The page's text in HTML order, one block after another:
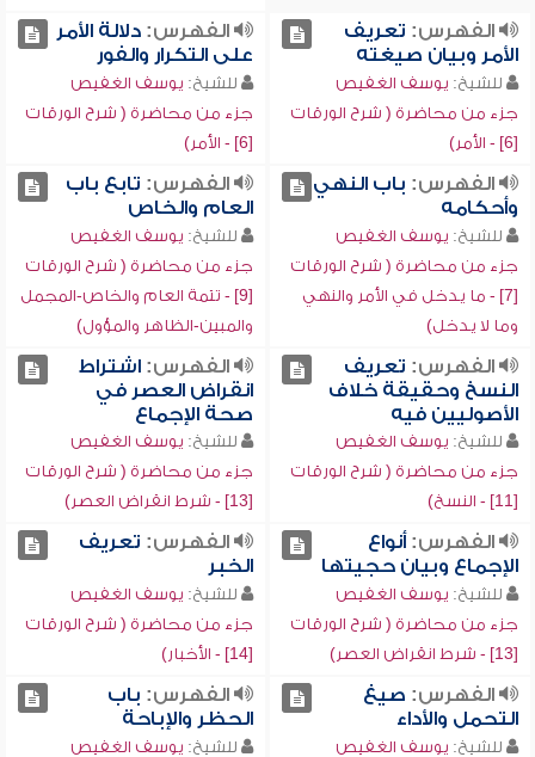
الفهرس: تعريف
الأمر وبيان صيغته
للشيخ: يوسف الغفيص
جزء من محاضرة ( شرح الورقات
[6] - الأمر)
الفهرس:دلالة الأمر
على التكرار والفور
للشيخ: يوسف الغفيص
جزء من محاضرة ( شرح الورقات
[6] - الأمر)
الفهرس: باب النهي
وأحكامه
للشيخ: يوسف الغفيص
جزء من محاضرة ( شرح الورقات
[7] - ما يدخل في الأمر والنهي
وما لا يدخل)
الفهرس: تابع باب
العام والخاص
للشيخ: يوسف الغفيص
جزء من محاضرة ( شرح الورقات
[9] - تتمة العام والخاص-المجمل
والمبين-الظاهر والمؤول)
الفهرس: تعريف
النسخ وحقيقة خلاف
الأصوليين فيه
للشيخ: يوسف الغفيص
جزء من محاضرة ( شرح الورقات
[11] - النسخ)
الفهرس:اشتراط
انقراض العصر في
صحة الإجماع
للشيخ: يوسف الغفيص
جزء من محاضرة ( شرح الورقات
[13] - شرط انقراض العصر)
الفهرس:أنواع
الإجماع وبيان حجيتها
للشيخ: يوسف الغفيص
جزء من محاضرة ( شرح الورقات
[13] - شرط انقراض العصر)
الفهرس: تعريف
الخبر
للشيخ: يوسف الغفيص
جزء من محاضرة ( شرح الورقات
[14] - الأخبار)
الفهرس: صيغ
التحمل والأداء
للشيخ: يوسف الغفيص
الفهرس: باب
الحظر والإباحة
للشيخ: يوسف الغفيص